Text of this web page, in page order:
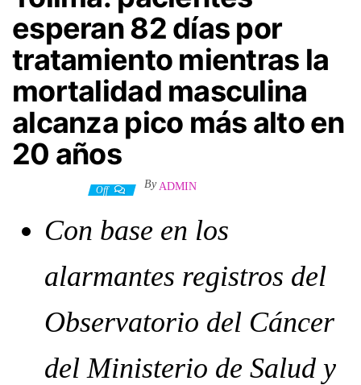
esperan 82 días por
tratamiento mientras la
mortalidad masculina
alcanza pico más alto en
20 años
Off By ADMIN
Con base en los
alarmantes registros del
Observatorio del Cáncer
del Ministerio de Salud y